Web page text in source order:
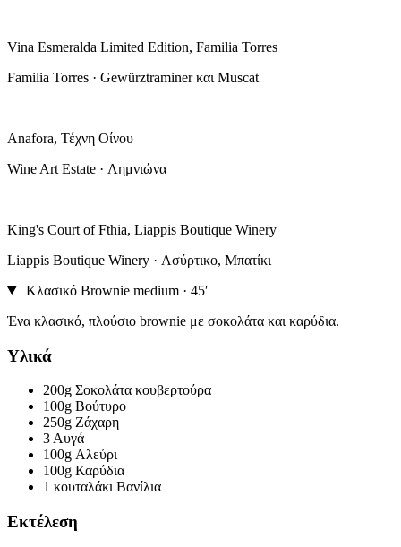
Vina Esmeralda Limited Edition, Familia Torres
Familia Torres · Gewürztraminer και Muscat
Anafora, Τέχνη Οίνου
Wine Art Estate · Λημνιώνα
King's Court of Fthia, Liappis Boutique Winery
Liappis Boutique Winery · Ασύρτικο, Μπατίκι
Κλασικό Brownie medium · 45′
Ένα κλασικό, πλούσιο brownie με σοκολάτα και καρύδια.
Υλικά
200g Σοκολάτα κουβερτούρα
100g Βούτυρο
250g Ζάχαρη
3 Αυγά
100g Αλεύρι
100g Καρύδια
1 κουταλάκι Βανίλια
Εκτέλεση